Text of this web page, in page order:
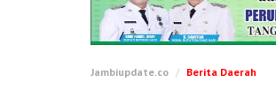
Jambiupdate.co Berita Daerah